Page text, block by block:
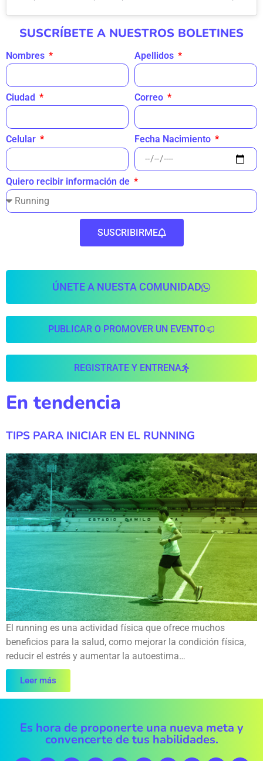
SUSCRÍBETE A NUESTROS BOLETINES
Nombres Apellidos
Ciudad Correo
Celular Fecha Nacimiento
Quiero recibir información de
SUSCRIBIRME
ÚNETE A NUESTA COMUNIDAD
PUBLICAR O PROMOVER UN EVENTO
REGISTRATE Y ENTRENA
En tendencia
TIPS PARA INICIAR EN EL RUNNING
El running es una actividad física que ofrece muchos
beneficios para la salud, como mejorar la condición física,
reducir el estrés y aumentar la autoestima…
Leer más
Es hora de proponerte una nueva meta y
convencerte de tus habilidades.